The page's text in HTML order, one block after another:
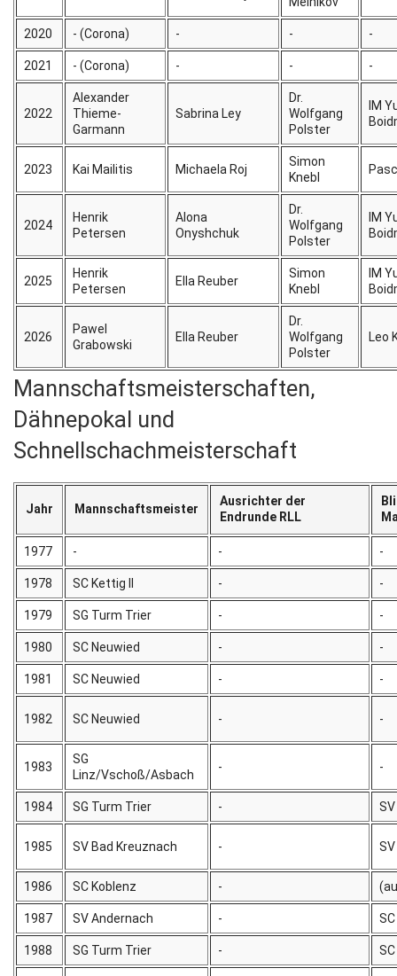
2020 - (Corona) - - -
2021 - (Corona) - - -
2022
Alexander
Thieme-
Garmann
Sabrina Ley
Dr.
Wolfgang
Polster
IM
2023 Kai Mailitis Michaela Roj
Simon
Knebl
2024
Henrik
Petersen
Alona
Onyshchuk
Dr.
Wolfgang
Polster
IM
2025
Henrik
Petersen
Ella Reuber
Simon
Knebl
IM
2026
Pawel
Grabowski
Ella Reuber
Dr.
Wolfgang
Polster
Leo
Mannschaftsmeisterschaften,
Dähnepokal und
Schnellschachmeisterschaft
Jahr Mannschaftsmeister
Ausrichter der
Endrunde RLL
1977 - - -
1978 SC Kettig II - -
1979 SG Turm Trier - -
1980 SC Neuwied - -
1981 SC Neuwied - -
1982 SC Neuwied - -
1983
SG
Linz/Vschoß/Asbach
- -
1984 SG Turm Trier -
1985 SV Bad Kreuznach -
1986 SC Koblenz -
1987 SV Andernach -
1988 SG Turm Trier -